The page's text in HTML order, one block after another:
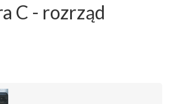
C - rozrząd